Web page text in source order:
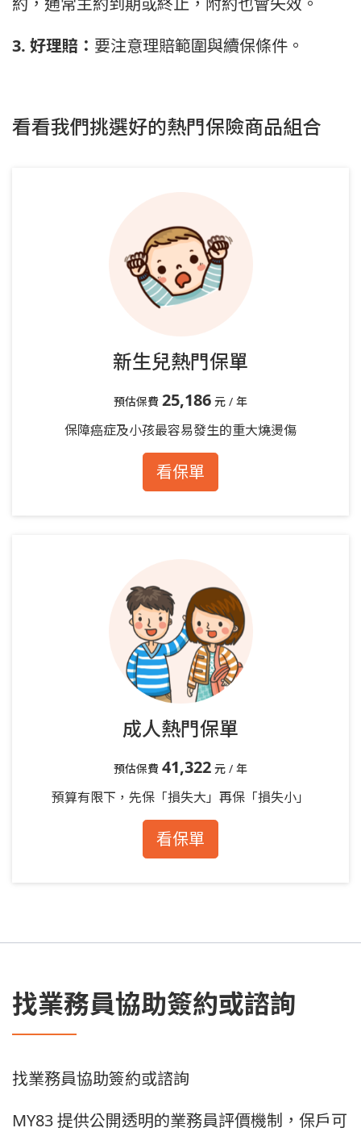
3. 好理賠： 要注意理賠範圍與續保條件。
看看我們挑選好的熱門保險商品組合
新生兒熱門保單
預估保費 25,186 元 / 年
保障癌症及小孩最容易發生的重大燒燙傷
看保單
成人熱門保單
預估保費 41,322 元 / 年
預算有限下，先保「損失大」再保「損失小」
看保單
找業務員協助簽約或諮詢
找業務員協助簽約或諮詢
MY83 提供公開透明的業務員評價機制，保戶可